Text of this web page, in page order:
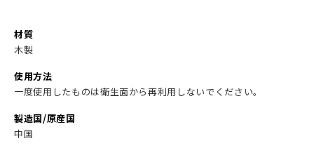
材質
木製
使用方法
一度使用したものは衛生面から再利用しないでください。
製造国/原産国
中国